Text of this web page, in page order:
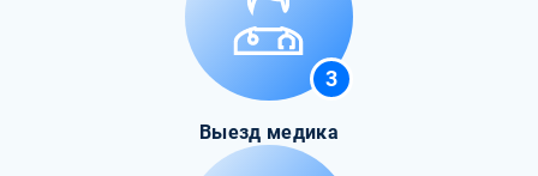
3
Выезд медика